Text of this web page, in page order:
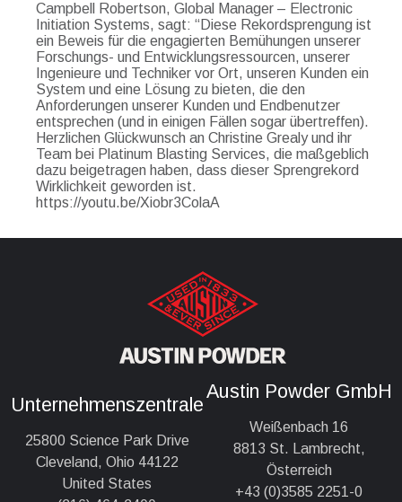
Campbell Robertson, Global Manager – Electronic
Initiation Systems, sagt: “Diese Rekordsprengung ist
ein Beweis für die engagierten Bemühungen unserer
Forschungs- und Entwicklungsressourcen, unserer
Ingenieure und Techniker vor Ort, unseren Kunden ein
System und eine Lösung zu bieten, die den
Anforderungen unserer Kunden und Endbenutzer
entsprechen (und in einigen Fällen sogar übertreffen).
Herzlichen Glückwunsch an Christine Grealy und ihr
Team bei Platinum Blasting Services, die maßgeblich
dazu beigetragen haben, dass dieser Sprengrekord
Wirklichkeit geworden ist.
https://youtu.be/Xiobr3ColaA
Unternehmenszentrale
25800 Science Park Drive
Cleveland, Ohio 44122
United States
Austin Powder GmbH
Weißenbach 16
8813 St. Lambrecht,
Österreich
+43 (0)3585 2251-0